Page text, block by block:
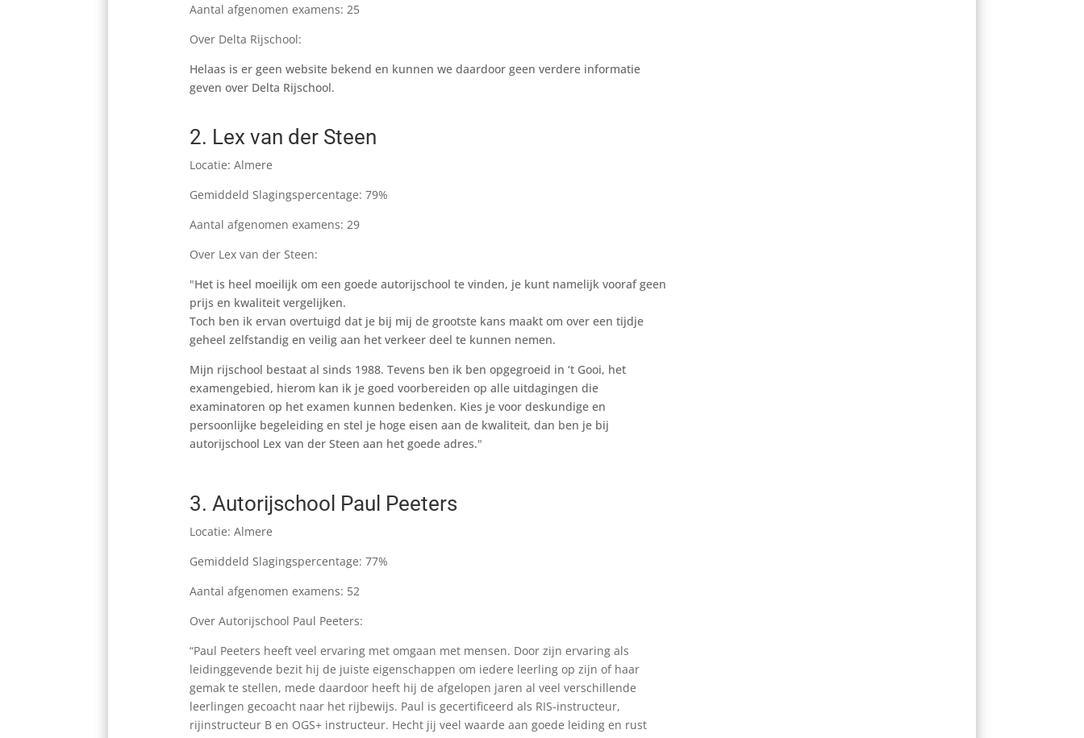
Aantal afgenomen examens: 25
Over Delta Rijschool:
Helaas is er geen website bekend en kunnen we daardoor geen verdere informatie
geven over Delta Rijschool.
2. Lex van der Steen
Locatie: Almere
Gemiddeld Slagingspercentage: 79%
Aantal afgenomen examens: 29
Over Lex van der Steen:
"Het is heel moeilijk om een goede autorijschool te vinden, je kunt namelijk vooraf geen
prijs en kwaliteit vergelijken.
Toch ben ik ervan overtuigd dat je bij mij de grootste kans maakt om over een tijdje
geheel zelfstandig en veilig aan het verkeer deel te kunnen nemen.
Mijn rijschool bestaat al sinds 1988. Tevens ben ik ben opgegroeid in ‘t Gooi, het
examengebied, hierom kan ik je goed voorbereiden op alle uitdagingen die
examinatoren op het examen kunnen bedenken. Kies je voor deskundige en
persoonlijke begeleiding en stel je hoge eisen aan de kwaliteit, dan ben je bij
autorijschool Lex van der Steen aan het goede adres."
3. Autorijschool Paul Peeters
Locatie: Almere
Gemiddeld Slagingspercentage: 77%
Aantal afgenomen examens: 52
Over Autorijschool Paul Peeters:
“Paul Peeters heeft veel ervaring met omgaan met mensen. Door zijn ervaring als
leidinggevende bezit hij de juiste eigenschappen om iedere leerling op zijn of haar
gemak te stellen, mede daardoor heeft hij de afgelopen jaren al veel verschillende
leerlingen gecoacht naar het rijbewijs. Paul is gecertificeerd als RIS-instructeur,
rijinstructeur B en OGS+ instructeur. Hecht jij veel waarde aan goede leiding en rust